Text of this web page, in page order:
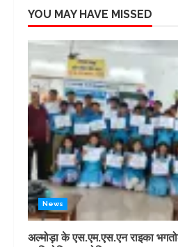
YOU MAY HAVE MISSED
News
अल्मोड़ा के एस.एम.एस.एन राइका